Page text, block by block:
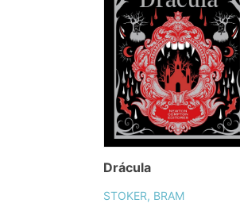
Drácula
STOKER, BRAM